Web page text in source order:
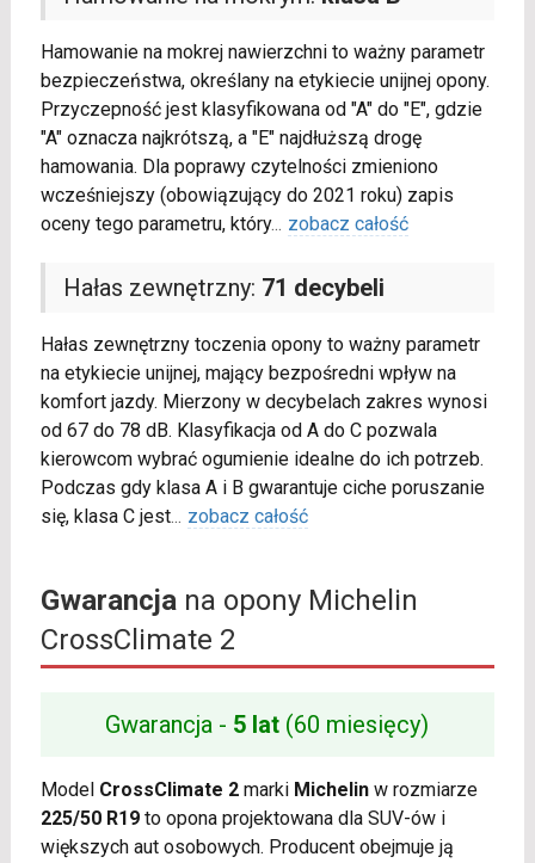
Hamowanie na mokrej nawierzchni to ważny parametr
bezpieczeństwa, określany na etykiecie unijnej opony.
Przyczepność jest klasyfikowana od "A" do "E", gdzie
"A" oznacza najkrótszą, a "E" najdłuższą drogę
hamowania. Dla poprawy czytelności zmieniono
wcześniejszy (obowiązujący do 2021 roku) zapis
oceny tego parametru, który... zobacz całość
Hałas zewnętrzny: 71 decybeli
Hałas zewnętrzny toczenia opony to ważny parametr
na etykiecie unijnej, mający bezpośredni wpływ na
komfort jazdy. Mierzony w decybelach zakres wynosi
od 67 do 78 dB. Klasyfikacja od A do C pozwala
kierowcom wybrać ogumienie idealne do ich potrzeb.
Podczas gdy klasa A i B gwarantuje ciche poruszanie
się, klasa C jest... zobacz całość
Gwarancjana opony Michelin
CrossClimate 2
Gwarancja - 5 lat (60 miesięcy)
Model CrossClimate 2marki Michelinw rozmiarze
225/50 R19to opona projektowana dla SUV-ów i
większych aut osobowych. Producent obejmuje ją